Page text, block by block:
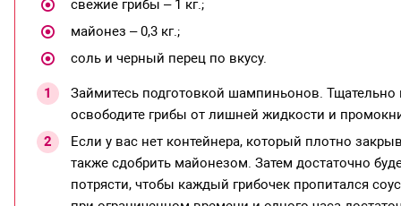
свежие грибы – 1 кг.;
майонез – 0,3 кг.;
соль и черный перец по вкусу.
Займитесь подготовкой шампиньонов.
освободите грибы от лишней жидкости и
Если у вас нет контейнера, который плотно
также сдобрить майонезом. Затем достаточно
потрясти, чтобы каждый грибочек пропитался